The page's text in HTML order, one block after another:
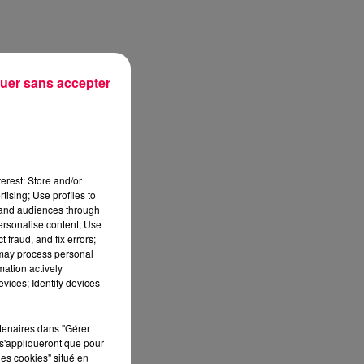
Store and/or
Use profiles to
audiences through
content; Use
fraud, and fix errors;
process personal
actively
Identify devices
dans "Gérer
que pour
cookies" situé en
sans accepter